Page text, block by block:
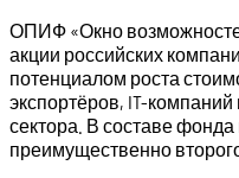
ОПИФ «Окно
акции российских
потенциалом роста
экспортёров, IT-
сектора. В составе
преимущественно